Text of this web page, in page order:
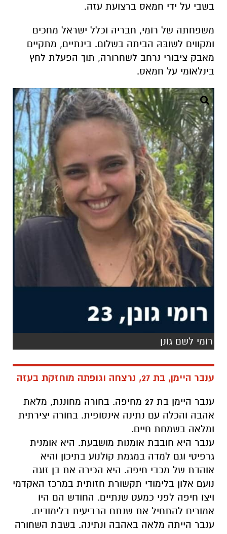
בשבי על ידי חמאס ברצועת עזה.
משפחתה של רומי, חבריה וכלל ישראל מחכים
ומקווים לשובּהּ הביתה בשלום. בינתיים, מתקיים
מאבק ציבורי נרחב לשחרורה, תוך הפעלת לחץ
בינלאומי על חמאס.
רומי לשם גונן
ענבר היימן, בת 27, נרצחה וגופתה מוחזקת בעזה
ענבר היימן בת 27 מחיפה. בחורה מחוננת, מלאת
אהבה והכלה עם נתינה אינסופית. בחורה יצירתית
ומלאה בשמחת חיים.
ענבר היא חובבת אומנות מושבעת. היא אומנית
גרפיטי וגם למדה במגמת קולנוע בתיכון והיא
אוהדת של מכבי חיפה. היא הכירה את בן זוגה
נועם אלון בלימודי תקשורת חזותית במרכז האקדמי
ויצו חיפה לפני כמעט שנתיים. החודש הם היו
אמורים להתחיל את שנתם הרביעית בלימודים.
ענבר הייתה מלאה באהבה ונתינה. בשבת השחורה